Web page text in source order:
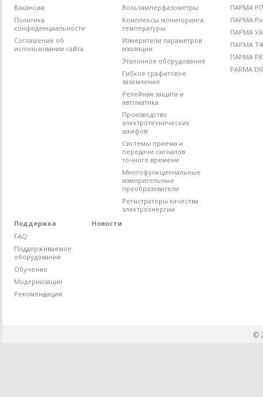
Вакансии
Политика
конфиденциальности
Соглашение об
использовании сайта
Вольтамперфазометры
Комплексы мониторинга
температуры
Измерители параметров
изоляции
Эталонное оборудование
Гибкое графитовое
заземление
Релейная защита и
автоматика
Производство
электротехнических
шкафов
Системы приема и
передачи сигналов
точного времени
Многофункциональные
измерительные
преобразователи
Регистраторы качества
электроэнергии
ПАРМА
ПАРМА
ПАРМА
ПАРМА
ПАРМА
PARMA
Поддержка
FAQ
Поддерживаемое
оборудование
Обучение
Модернизация
Рекомендации
Новости
©